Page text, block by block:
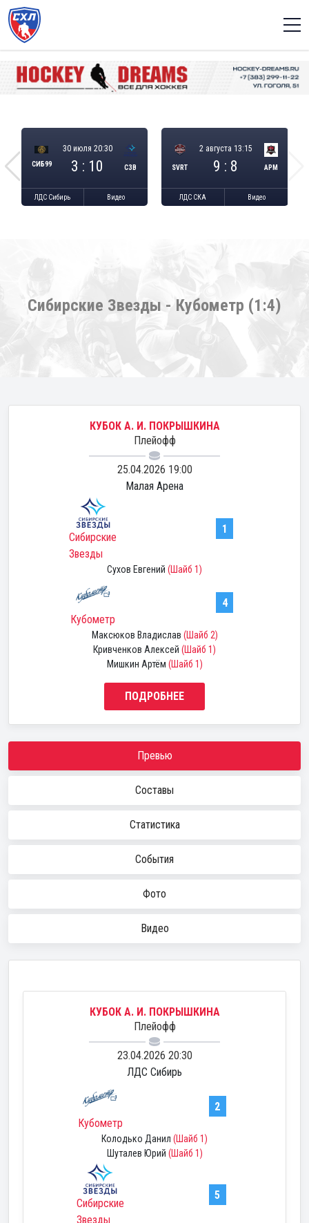
СИБ99
30 июля 20:30
3 : 10 СЗВ
ЛДС Сибирь Видео
SVRT
2 августа 13:15
9 : 8 АРМ
ЛДС СКА Видео
Сибирские Звезды - Кубометр (1:4)
Сибирские
Звезды
1
Сухов Евгений (Шайб 1)
КУБОК А. И. ПОКРЫШКИНА
Плейофф
25.04.2026 19:00
Малая Арена
4
Кубометр
Максюков Владислав (Шайб 2)
Кривченков Алексей (Шайб 1)
Мишкин Артём (Шайб 1)
ПОДРОБНЕЕ
Превью
Составы
Статистика
События
Фото
Видео
Кубометр
2
Колодько Данил (Шайб 1)
Шуталев Юрий (Шайб 1)
КУБОК А. И. ПОКРЫШКИНА
Плейофф
23.04.2026 20:30
ЛДС Сибирь
5
Сибирские
Звезды